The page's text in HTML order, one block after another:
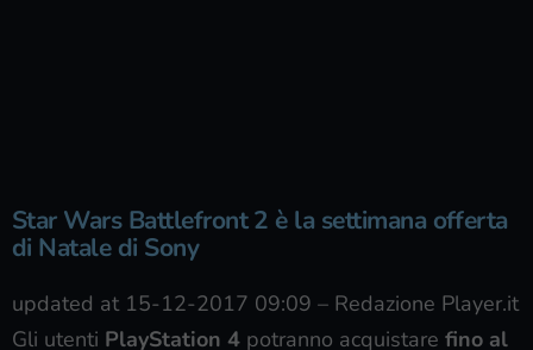
Star Wars Battlefront 2 è la settimana offerta
di Natale di Sony
updated at 15-12-2017 09:09 – Redazione Player.it
Gli utenti PlayStation 4 potranno acquistare fino al